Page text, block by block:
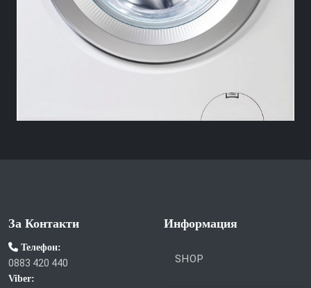
За Контакти
Телефон:
0883 420 440
Viber:
Информация
SHOP